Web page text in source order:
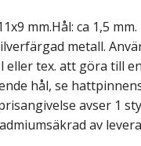
mm.Hål: ca 1,5
metall.
eller tex. att göra till
hål, se
avser 1
av